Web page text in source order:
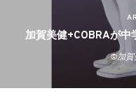
加賀美健+COBRAが
©加賀